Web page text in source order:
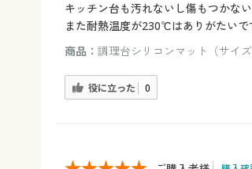
キッチン台も汚れないし傷もつかな
また耐熱温度が230℃はありがたいで
商品： 調理台シリコンマット（サイズ
役に立った 0